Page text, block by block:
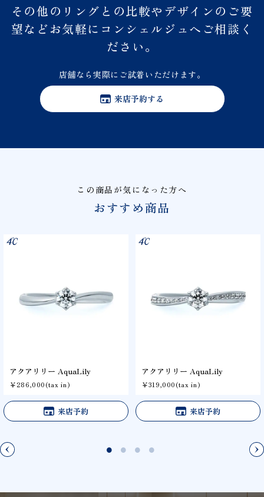
その他のリングとの比較やデザインのご要
望などお気軽にコンシェルジュへご相談く
ださい。
店舗なら実際にご試着いただけます。
来店予約する
この商品が気になった方へ
おすすめ商品
アクアリリー AquaLily
￥286,000(tax in)
来店予約
アクアリリー AquaLily
￥319,000(tax in)
来店予約